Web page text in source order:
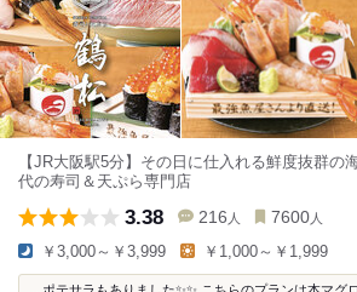
【JR大阪駅5分】その日に仕入れる鮮度抜群の
代の寿司＆天ぷら専門店
3.38 216 人 7600 人
￥3,000～￥3,999 ￥1,000～￥1,999